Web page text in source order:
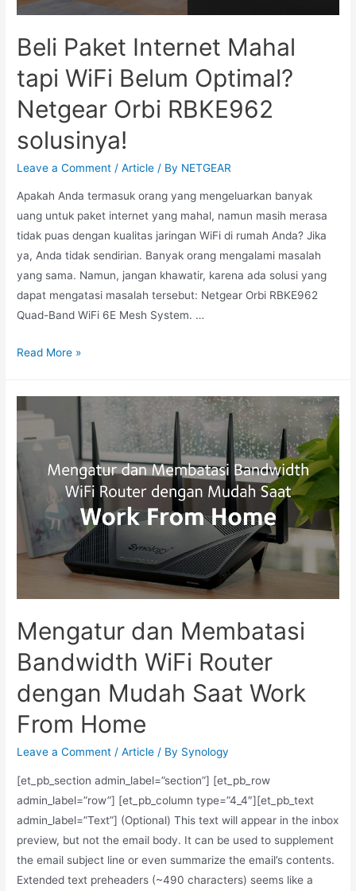
Beli Paket Internet Mahal
tapi WiFi Belum Optimal?
Netgear Orbi RBKE962
solusinya!
Leave a Comment /Article / By NETGEAR
Apakah Anda termasuk orang yang mengeluarkan banyak
uang untuk paket internet yang mahal, namun masih merasa
tidak puas dengan kualitas jaringan WiFi di rumah Anda? Jika
ya, Anda tidak sendirian. Banyak orang mengalami masalah
yang sama. Namun, jangan khawatir, karena ada solusi yang
dapat mengatasi masalah tersebut: Netgear Orbi RBKE962
Quad-Band WiFi 6E Mesh System. …
Read More »
Mengatur dan Membatasi
Bandwidth WiFi Router
dengan Mudah Saat Work
From Home
Leave a Comment /Article / By Synology
[et_pb_section admin_label=”section”] [et_pb_row
admin_label=”row”] [et_pb_column type=”4_4″][et_pb_text
admin_label=”Text”] (Optional) This text will appear in the inbox
preview, but not the email body. It can be used to supplement
the email subject line or even summarize the email’s contents.
Extended text preheaders (~490 characters) seems like a